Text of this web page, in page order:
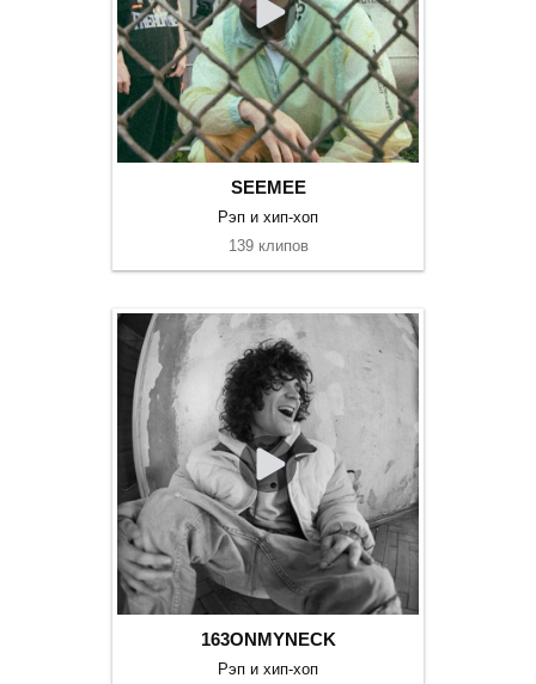
SEEMEE
Рэп и хип-хоп
139 клипов
163ONMYNECK
Рэп и хип-хоп